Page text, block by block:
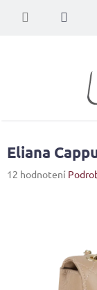
Eliana
Priemerné
12 hodnotení